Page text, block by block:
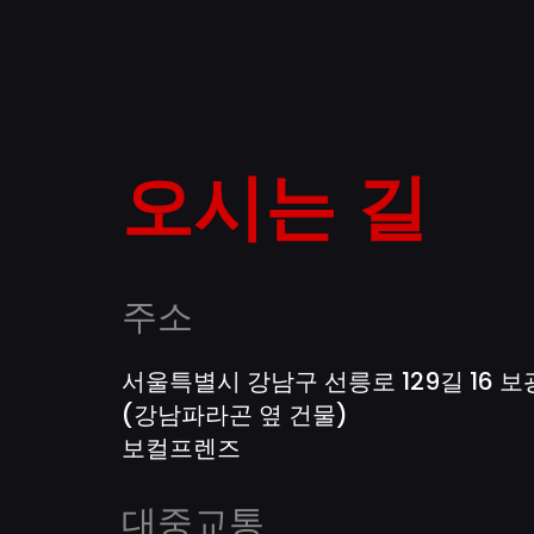
오시는 길
주소
서울특별시 강남구 선릉로 129길 16 보
(강남파라곤 옆 건물)
보컬프렌즈
대중교통